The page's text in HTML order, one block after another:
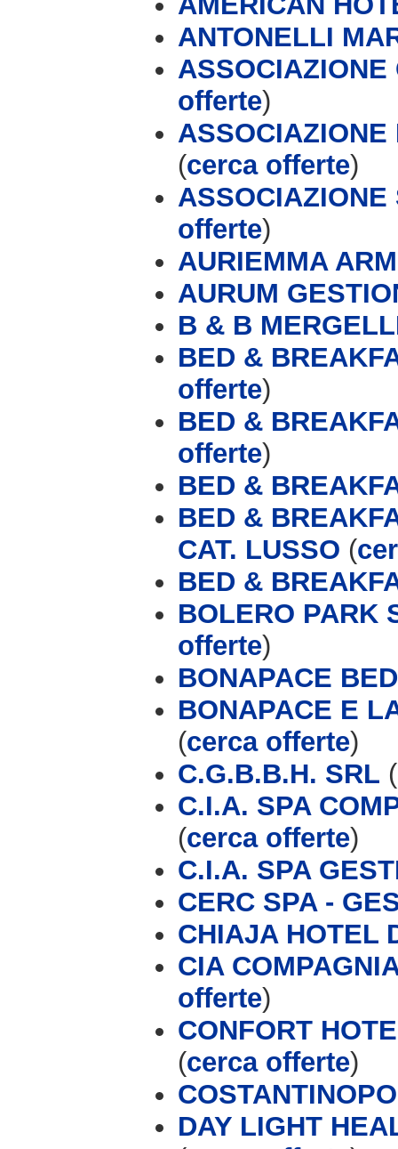
ANTONELLI
ASSOCIAZIONE
offerte)
ASSOCIAZIONE
(cerca offerte)
offerte)
AURIEMMA
AURUM
B & B
BED &
offerte)
BED &
offerte)
BED &
BED &
CAT. LUSSO (
BED &
BOLERO PARK
offerte)
BONAPACE
BONAPACE E
(cerca offerte)
C.G.B.B.H. SRL (
C.I.A. SPA
(cerca offerte)
C.I.A. SPA
CERC SPA -
CHIAJA HOTEL
CIA
offerte)
CONFORT
(cerca offerte)
DAY LIGHT